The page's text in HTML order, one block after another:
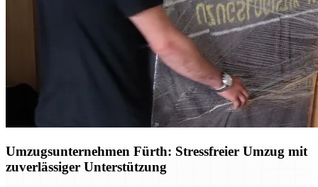
Umzugsunternehmen Fürth: Stressfreier Umzug mit
zuverlässiger Unterstützung